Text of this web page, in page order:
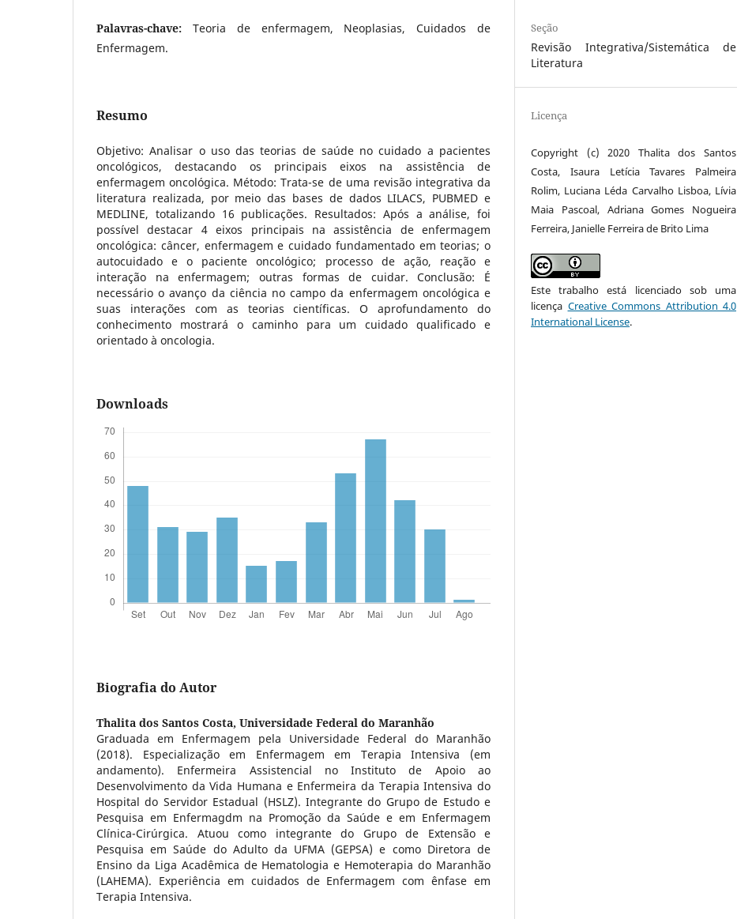
Palavras-chave: Teoria de enfermagem, Neoplasias, Cuidados de
Enfermagem.
Resumo
Objetivo: Analisar o uso das teorias de saúde no cuidado a pacientes
oncológicos, destacando os principais eixos na assistência de
enfermagem oncológica. Método: Trata-se de uma revisão integrativa da
literatura realizada, por meio das bases de dados LILACS, PUBMED e
MEDLINE, totalizando 16 publicações. Resultados: Após a análise, foi
possível destacar 4 eixos principais na assistência de enfermagem
oncológica: câncer, enfermagem e cuidado fundamentado em teorias; o
autocuidado e o paciente oncológico; processo de ação, reação e
interação na enfermagem; outras formas de cuidar. Conclusão: É
necessário o avanço da ciência no campo da enfermagem oncológica e
suas interações com as teorias científicas. O aprofundamento do
conhecimento mostrará o caminho para um cuidado qualificado e
orientado à oncologia.
Downloads
Biografia do Autor
Thalita dos Santos Costa, Universidade Federal do Maranhão
Graduada em Enfermagem pela Universidade Federal do Maranhão
(2018). Especialização em Enfermagem em Terapia Intensiva (em
andamento). Enfermeira Assistencial no Instituto de Apoio ao
Desenvolvimento da Vida Humana e Enfermeira da Terapia Intensiva do
Hospital do Servidor Estadual (HSLZ). Integrante do Grupo de Estudo e
Pesquisa em Enfermagdm na Promoção da Saúde e em Enfermagem
Clínica-Cirúrgica. Atuou como integrante do Grupo de Extensão e
Pesquisa em Saúde do Adulto da UFMA (GEPSA) e como Diretora de
Ensino da Liga Acadêmica de Hematologia e Hemoterapia do Maranhão
(LAHEMA). Experiência em cuidados de Enfermagem com ênfase em
Terapia Intensiva.
Seção
Revisão Integrativa/Sistemática de
Literatura
Licença
Copyright (c) 2020 Thalita dos Santos
Costa, Isaura Letícia Tavares Palmeira
Rolim, Luciana Léda Carvalho Lisboa, Lívia
Maia Pascoal, Adriana Gomes Nogueira
Ferreira, Janielle Ferreira de Brito Lima
Este trabalho está licenciado sob uma
licença Creative Commons Attribution 4.0
International License.